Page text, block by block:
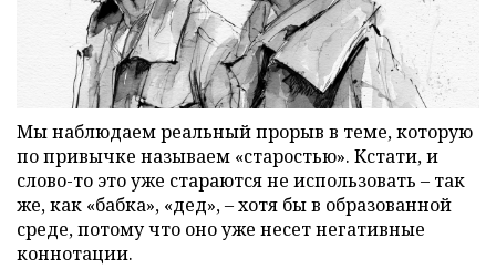
Мы наблюдаем реальный прорыв в теме, которую
по привычке называем «старостью». Кстати, и
слово-то это уже стараются не использовать – так
же, как «бабка», «дед», – хотя бы в образованной
среде, потому что оно уже несет негативные
коннотации.